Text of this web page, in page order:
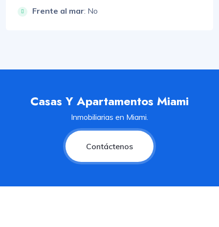
Frente al mar: No
Casas Y Apartamentos Miami
Inmobiliarias en Miami.
Contáctenos